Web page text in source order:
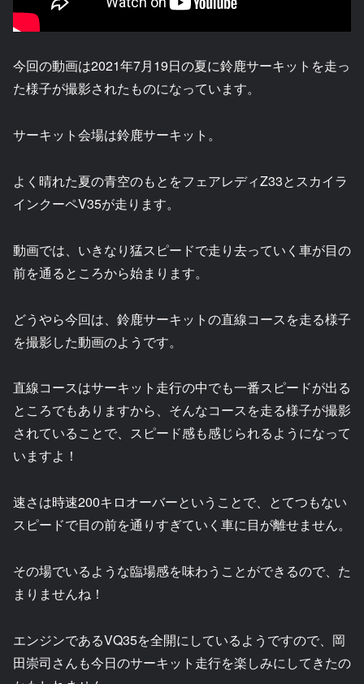
今回の動画は2021年7月19日の夏に鈴鹿サーキットを走っ
た様子が撮影されたものになっています。
サーキット会場は鈴鹿サーキット。
よく晴れた夏の青空のもとをフェアレディZ33とスカイラ
インクーペV35が走ります。
動画では、いきなり猛スピードで走り去っていく車が目の
前を通るところから始まります。
どうやら今回は、鈴鹿サーキットの直線コースを走る様子
を撮影した動画のようです。
直線コースはサーキット走行の中でも一番スピードが出る
ところでもありますから、そんなコースを走る様子が撮影
されていることで、スピード感も感じられるようになって
いますよ！
速さは時速200キロオーバーということで、とてつもない
スピードで目の前を通りすぎていく車に目が離せません。
その場でいるような臨場感を味わうことができるので、た
まりませんね！
エンジンであるVQ35を全開にしているようですので、岡
田崇司さんも今日のサーキット走行を楽しみにしてきたの